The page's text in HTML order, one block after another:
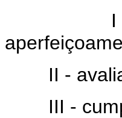
I -
II -
III -